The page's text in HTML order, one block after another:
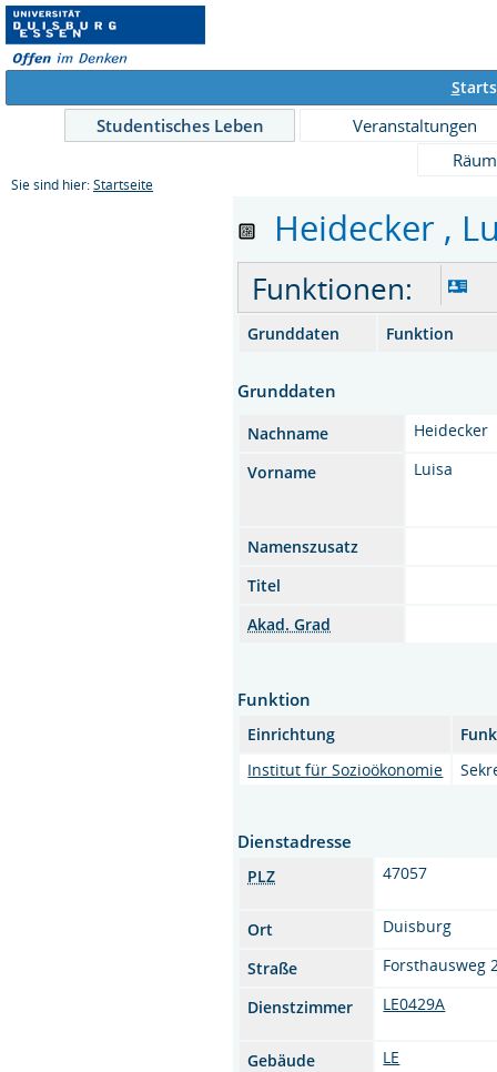
S
Studentisches Leben
Veranstaltungen
Sie sind hier: Startseite
Heidecker ,
Funktionen:
Grunddaten Funktion
Grunddaten
Nachname
Heidecker
Vorname
Luisa
Namenszusatz
Titel
Akad. Grad
Funktion
Einrichtung
Institut für Sozioökonomie
Dienstadresse
PLZ 47057
Ort
Duisburg
Straße
Forsthausweg
Dienstzimmer
LE0429A
Gebäude LE